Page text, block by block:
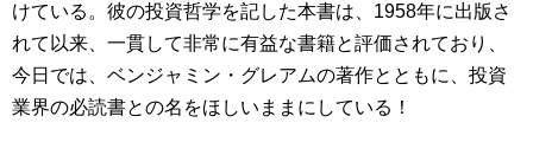
けている。彼の投資哲学を記した本書は、1958年に出版さ
れて以来、一貫して非常に有益な書籍と評価されており、
今日では、ベンジャミン・グレアムの著作とともに、投資
業界の必読書との名をほしいままにしている！